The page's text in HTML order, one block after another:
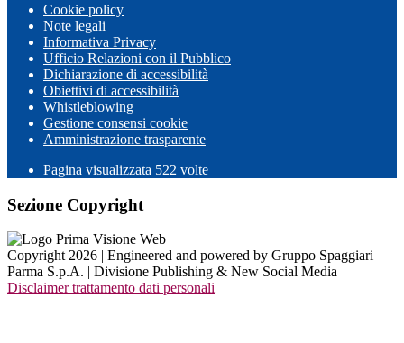
Cookie policy
Note legali
Informativa Privacy
Ufficio Relazioni con il Pubblico
Dichiarazione di accessibilità
Obiettivi di accessibilità
Whistleblowing
Gestione consensi cookie
Amministrazione trasparente
Pagina visualizzata 522 volte
Sezione Copyright
Copyright 2026 | Engineered and powered by Gruppo Spaggiari
Parma S.p.A. | Divisione Publishing & New Social Media
Disclaimer trattamento dati personali